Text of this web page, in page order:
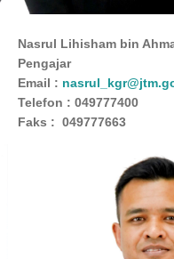
Nasrul Lihisham bin
Pengajar
Email :
Telefon : 049777400
Faks : 049777663